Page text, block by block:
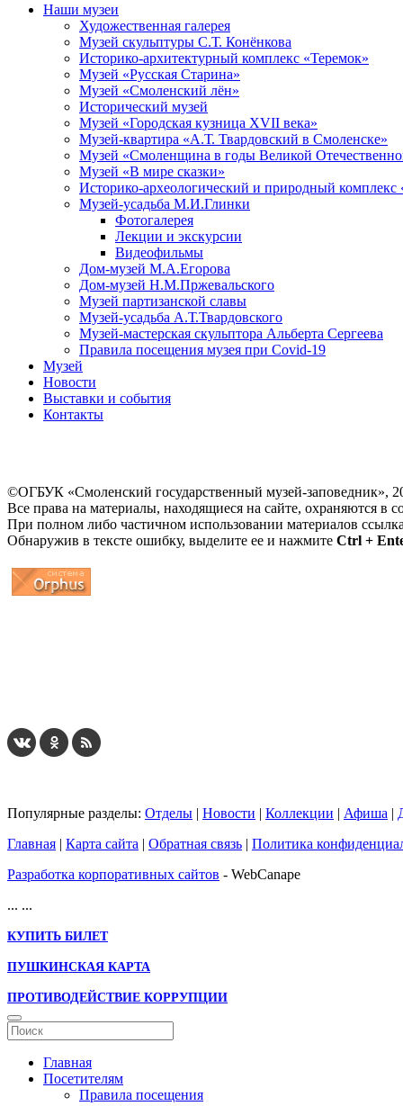
Наши музеи
Художественная галерея
Музей скульптуры С.Т. Конёнкова
Историко-архитектурный комплекс «Теремок»
Музей «Русская Старина»
Музей «Смоленский лён»
Исторический музей
Музей «Городская кузница XVII века»
Музей-квартира «А.Т. Твардовский в Смоленске»
Музей «Смоленщина в годы Великой
Музей «В мире сказки»
Историко-археологический и природный комплекс
Музей-усадьба М.И.Глинки
Фотогалерея
Лекции и экскурсии
Видеофильмы
Дом-музей М.А.Егорова
Дом-музей Н.М.Пржевальского
Музей партизанской славы
Музей-усадьба А.Т.Твардовского
Музей-мастерская скульптора Альберта Сергеева
Правила посещения музея при Covid-19
Музей
Новости
Выставки и события
Контакты
©ОГБУК «Смоленский государственный музей-заповедник»,
Все права на материалы, находящиеся на сайте, охраняются в
При полном либо частичном использовании материалов
Обнаружив в тексте ошибку, выделите ее и нажмите Ctrl +
Популярные разделы: Отделы | Новости | Коллекции | Афиша |
Главная | Карта сайта | Обратная связь | Политика
Разработка корпоративных сайтов - WebCanape
... ...
КУПИТЬ БИЛЕТ
ПУШКИНСКАЯ КАРТА
ПРОТИВОДЕЙСТВИЕ КОРРУПЦИИ
Главная
Посетителям
Правила посещения